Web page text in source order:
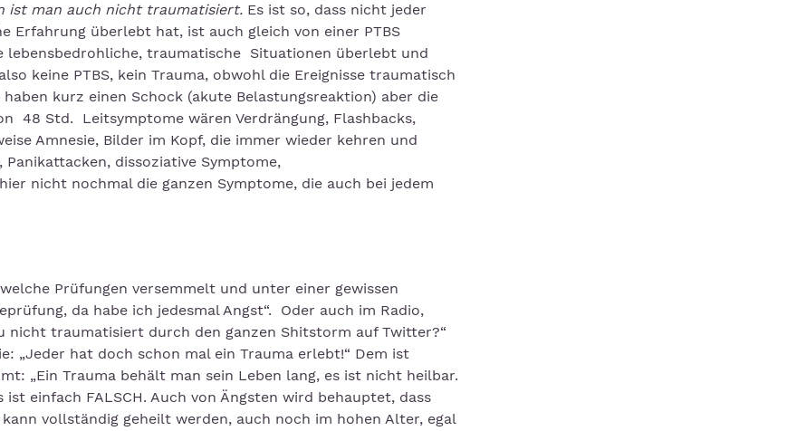
ist man auch nicht traumatisiert. Es ist so, dass nicht jeder
Erfahrung überlebt hat, ist auch gleich von einer PTBS
lebensbedrohliche, traumatische Situationen überlebt und
keine PTBS, kein Trauma, obwohl die Ereignisse traumatisch
kurz einen Schock (akute Belastungsreaktion) aber die
48 Std. Leitsymptome wären Verdrängung, Flashbacks,
Amnesie, Bilder im Kopf, die immer wieder kehren und
dissoziative Symptome,
nicht nochmal die ganzen Symptome, die auch bei jedem
Prüfungen versemmelt und unter einer gewissen
da habe ich jedesmal Angst“. Oder auch im Radio,
nicht traumatisiert durch den ganzen Shitstorm auf Twitter?“
„Jeder hat doch schon mal ein Trauma erlebt!“ Dem ist
„Ein Trauma behält man sein Leben lang, es ist nicht heilbar.
einfach FALSCH. Auch von Ängsten wird behauptet, dass
vollständig geheilt werden, auch noch im hohen Alter, egal